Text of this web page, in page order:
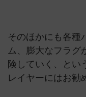
そのほかにも各種
ム、膨大なフラグ
険していく、とい
レイヤーにはお勧